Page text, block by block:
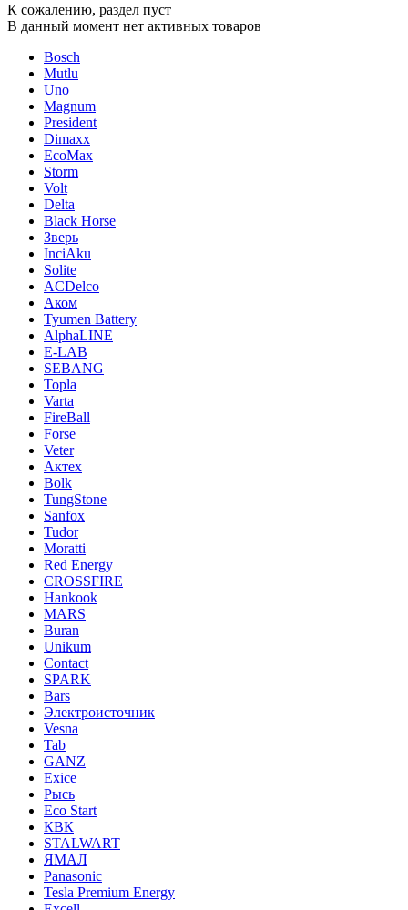
К сожалению, раздел пуст
В данный момент нет активных товаров
Bosch
Mutlu
Uno
Magnum
President
Dimaxx
EcoMax
Storm
Volt
Delta
Black Horse
Зверь
InciAku
Solite
ACDelco
Аком
Tyumen Battery
AlphaLINE
E-LAB
SEBANG
Topla
Varta
FireBall
Forse
Veter
Актех
Bolk
TungStone
Sanfox
Tudor
Moratti
Red Energy
CROSSFIRE
Hankook
MARS
Buran
Unikum
Contact
SPARK
Bars
Электроисточник
Vesna
Tab
GANZ
Exice
Рысь
Eco Start
КВК
STALWART
ЯМАЛ
Panasonic
Tesla Premium Energy